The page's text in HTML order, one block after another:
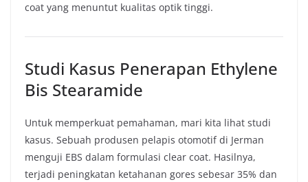
coat yang menuntut kualitas optik tinggi.
Studi Kasus Penerapan Ethylene
Bis Stearamide
Untuk memperkuat pemahaman, mari kita lihat studi
kasus. Sebuah produsen pelapis otomotif di Jerman
menguji EBS dalam formulasi clear coat. Hasilnya,
terjadi peningkatan ketahanan gores sebesar 35% dan